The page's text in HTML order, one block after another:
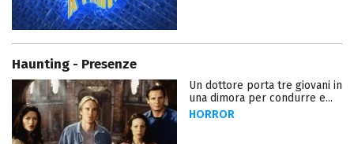
Haunting - Presenze
Un dottore porta tre giovani in
una dimora per condurre e...
HORROR